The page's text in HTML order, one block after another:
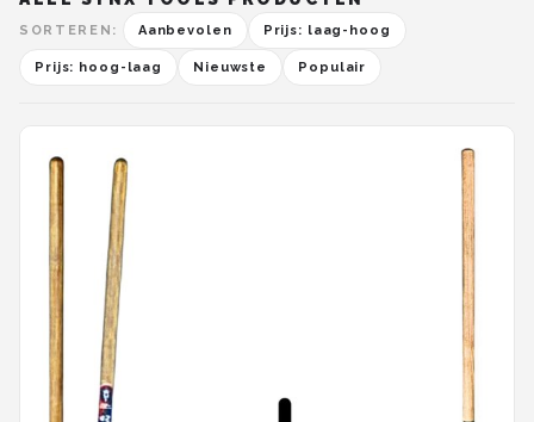
SORTEREN: Aanbevolen Prijs: laag-hoog
Prijs: hoog-laag Nieuwste Populair